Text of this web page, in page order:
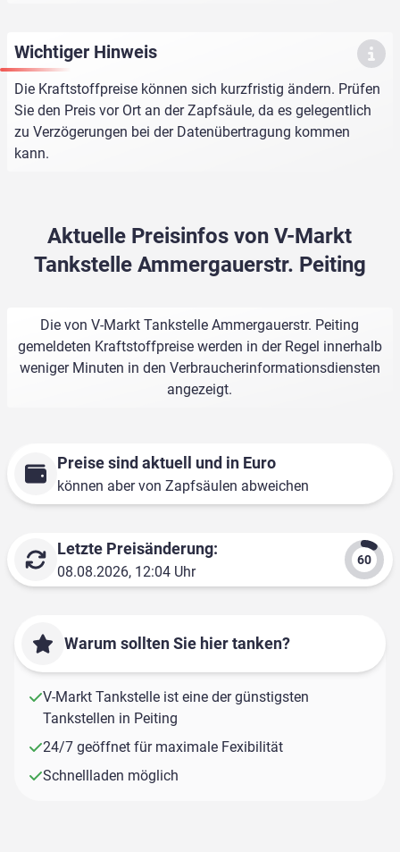
Wichtiger Hinweis
Die Kraftstoffpreise können sich kurzfristig ändern. Prüfen
Sie den Preis vor Ort an der Zapfsäule, da es gelegentlich
zu Verzögerungen bei der Datenübertragung kommen
kann.
Aktuelle Preisinfos von V-Markt
Tankstelle Ammergauerstr. Peiting
Die von V-Markt Tankstelle Ammergauerstr. Peiting
gemeldeten Kraftstoffpreise werden in der Regel innerhalb
weniger Minuten in den Verbraucherinformationsdiensten
angezeigt.
Preise sind aktuell und in Euro
können aber von Zapfsäulen abweichen
Letzte Preisänderung:
08.08.2026, 12:04 Uhr
Warum sollten Sie hier tanken?
V-Markt Tankstelle ist eine der günstigsten
Tankstellen in Peiting
24/7 geöffnet für maximale Fexibilität
Schnellladen möglich